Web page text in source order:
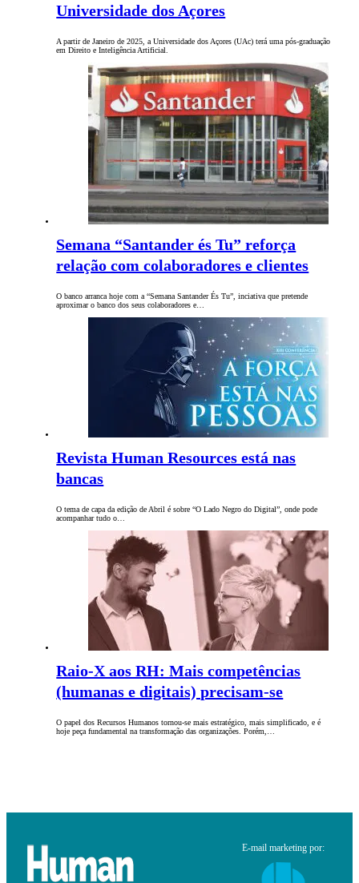
Universidade dos Açores
A partir de Janeiro de 2025, a Universidade dos Açores (UAc) terá uma pós-graduação
em Direito e Inteligência Artificial.
Semana “Santander és Tu” reforça
relação com colaboradores e clientes
O banco arranca hoje com a “Semana Santander És Tu”, inciativa que pretende
aproximar o banco dos seus colaboradores e…
Revista Human Resources está nas
bancas
O tema de capa da edição de Abril é sobre “O Lado Negro do Digital”, onde pode
acompanhar tudo o…
Raio-X aos RH: Mais competências
(humanas e digitais) precisam-se
O papel dos Recursos Humanos tornou-se mais estratégico, mais simplificado, e é
hoje peça fundamental na transformação das organizações. Porém,…
E-mail marketing por: